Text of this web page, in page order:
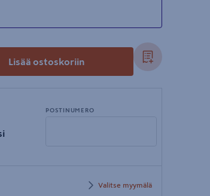
Lisää ostoskoriin
POSTINUMERO
postinumero
Valitse myymälä